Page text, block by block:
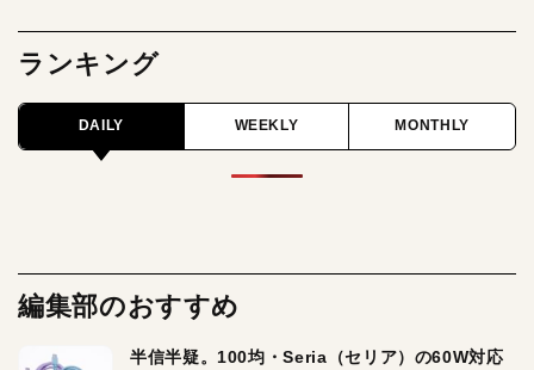
ランキング
DAILY WEEKLY MONTHLY
編集部のおすすめ
半信半疑。100均・Seria（セリア）の60W対応